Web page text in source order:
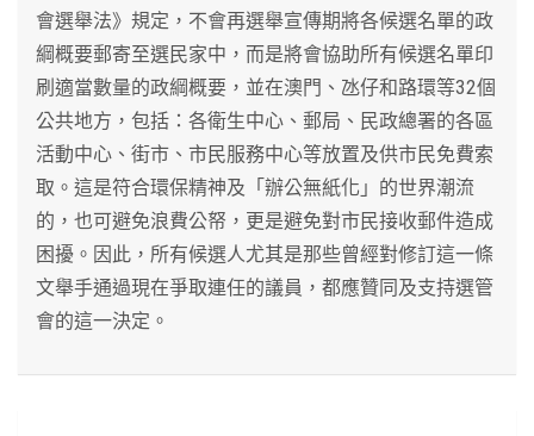
會選舉法》規定，不會再選舉宣傳期將各候選名單的政
綱概要郵寄至選民家中，而是將會協助所有候選名單印
刷適當數量的政綱概要，並在澳門、氹仔和路環等32個
公共地方，包括：各衛生中心、郵局、民政總署的各區
活動中心、街市、市民服務中心等放置及供市民免費索
取。這是符合環保精神及「辦公無紙化」的世界潮流
的，也可避免浪費公帑，更是避免對市民接收郵件造成
困擾。因此，所有候選人尤其是那些曾經對修訂這一條
文舉手通過現在爭取連任的議員，都應贊同及支持選管
會的這一決定。